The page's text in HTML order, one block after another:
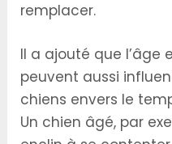
remplacer.
Il a ajouté que l’âge
peuvent aussi
chiens envers le
Un chien âgé, par